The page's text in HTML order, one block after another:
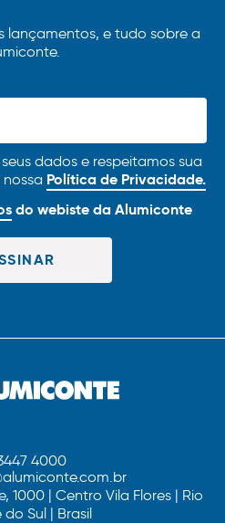
lançamentos, e tudo sobre a
dados e respeitamos sua
Política de Privacidade.
do webiste da Alumiconte
4000
1000 | Centro Vila Flores | Rio
Sul | Brasil